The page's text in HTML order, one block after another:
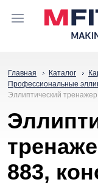
Главная Каталог
Профессиональные
Эллиптический
883,